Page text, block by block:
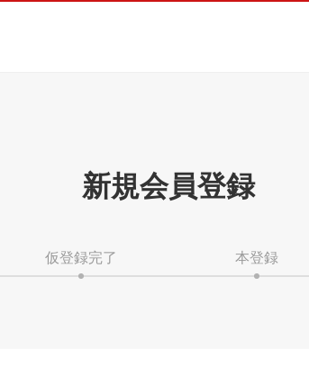
新規会員登録
仮登録完了 本登録